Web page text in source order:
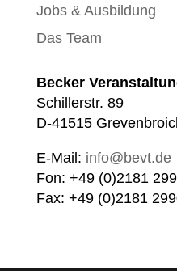
Jobs & Ausbildung
Das Team
Becker
Schillerstr. 89
D-41515
E-Mail: info@bevt.de
Fon: +49 (0)2181
Fax: +49 (0)2181